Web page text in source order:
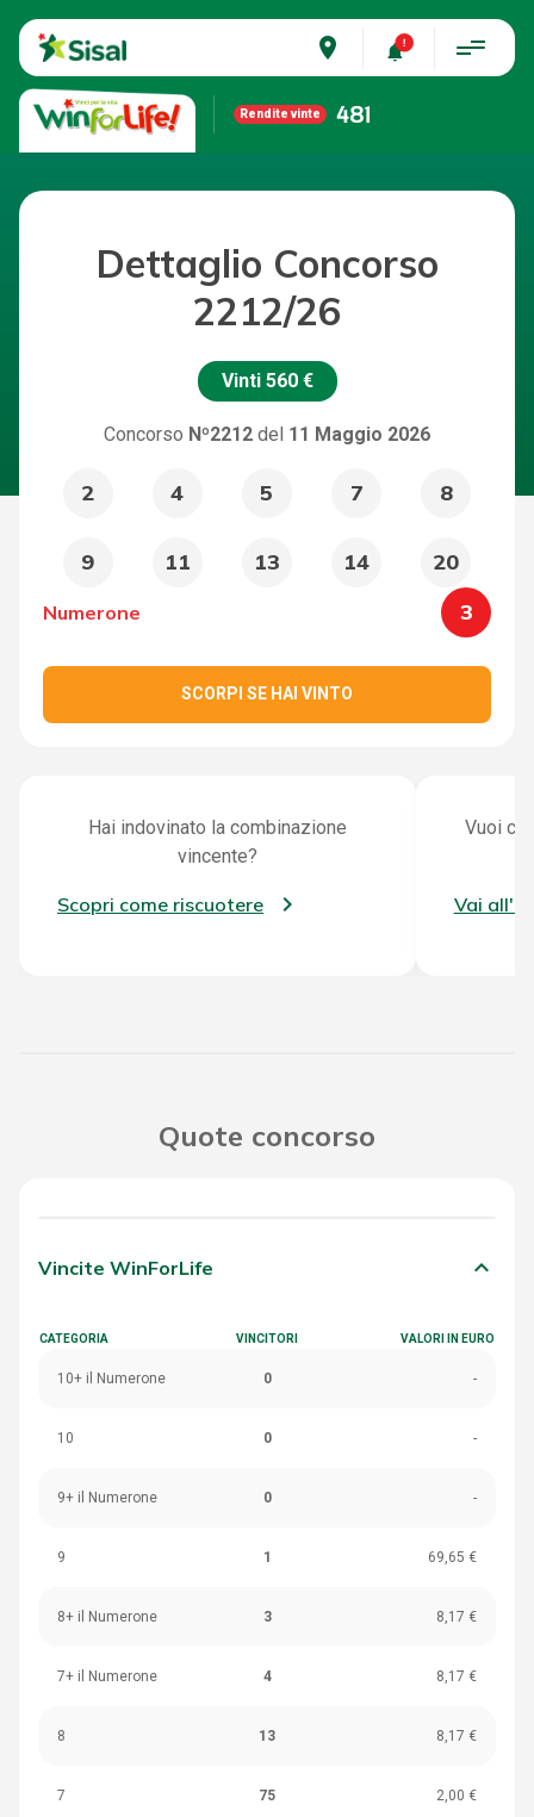
place
Rendite vinte 481
Dettaglio Concorso
2212/26
Vinti 560 €
Concorso Nº2212 del 11 Maggio 2026
2 4 5 7 8
9 11 13 14 20
Numerone 3
SCORPI SE HAI VINTO
Hai indovinato la combinazione
vincente?
Scopri come riscuotere
Vuoi
Vai
Quote concorso
Vincite WinForLife keyboard_arrow_down
CATEGORIA VINCITORI VALORI IN EURO
10+ il Numerone 0 -
10 0 -
9+ il Numerone 0 -
9 1 69,65 €
8+ il Numerone 3 8,17 €
7+ il Numerone 4 8,17 €
8 13 8,17 €
7 75 2,00 €